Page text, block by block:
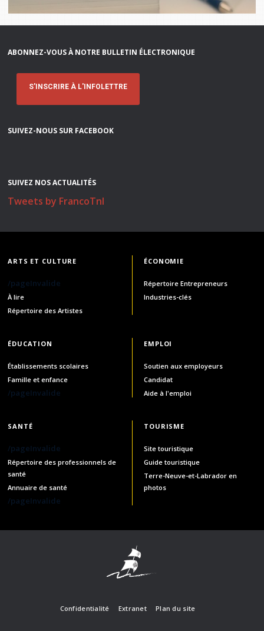
ABONNEZ-VOUS À NOTRE BULLETIN ÉLECTRONIQUE
S'INSCRIRE À L'INFOLETTRE
SUIVEZ-NOUS SUR FACEBOOK
SUIVEZ NOS ACTUALITÉS
Tweets by FrancoTnl
ARTS ET CULTURE
/pageInvalide
À lire
Répertoire des Artistes
ÉCONOMIE
Répertoire Entrepreneurs
Industries-clés
ÉDUCATION
Établissements scolaires
Famille et enfance
/pageInvalide
EMPLOI
Soutien aux employeurs
Candidat
Aide à l'emploi
SANTÉ
/pageInvalide
Répertoire des professionnels de
santé
Annuaire de santé
/pageInvalide
TOURISME
Site touristique
Guide touristique
Terre-Neuve-et-Labrador en
photos
Confidentialité Extranet Plan du site